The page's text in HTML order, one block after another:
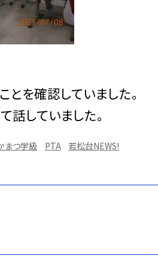
を確認していました。
していました。
まつ学級 PTA 若松台NEWS!